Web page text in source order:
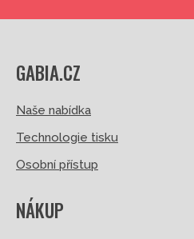
GABIA.CZ
Naše nabídka
Technologie tisku
Osobní přístup
NÁKUP